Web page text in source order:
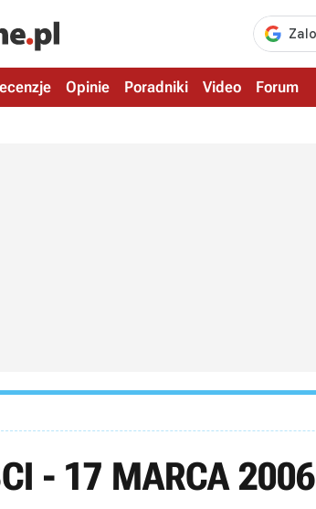
Opinie Poradniki Video Forum
- 17 MARCA 2006